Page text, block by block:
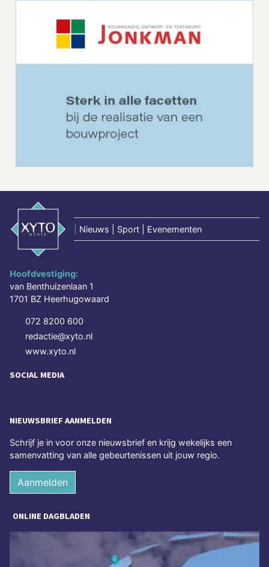
Nieuws | Sport | Evenementen
Hoofdvestiging:
van Benthuizenlaan 1
1701 BZ Heerhugowaard
072 8200 600
redactie@xyto.nl
www.xyto.nl
SOCIAL MEDIA
NIEUWSBRIEF AANMELDEN
Schrijf je in voor onze nieuwsbrief en krijg wekelijks een
samenvatting van alle gebeurtenissen uit jouw regio.
Aanmelden
ONLINE DAGBLADEN